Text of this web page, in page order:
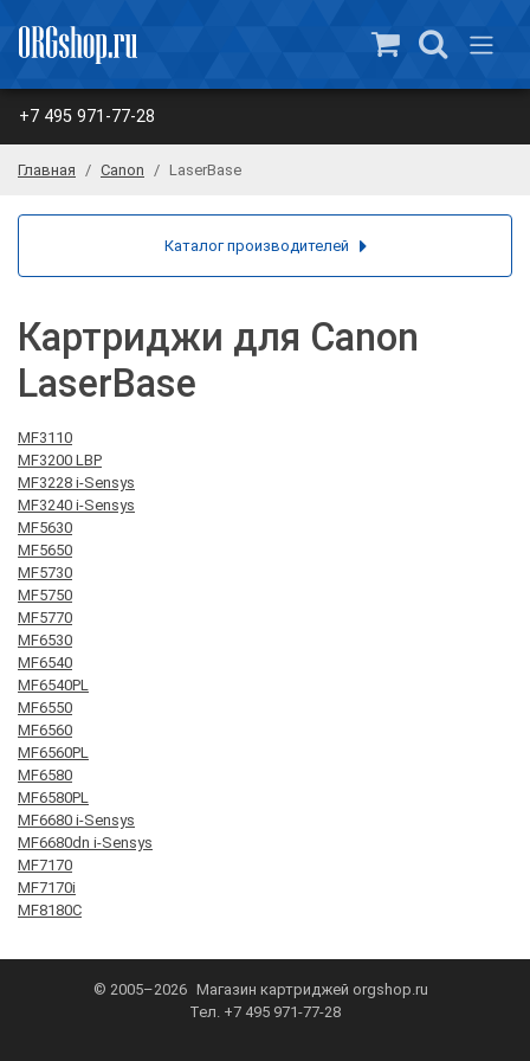
+7 495 971-77-28
Главная Canon LaserBase
Картриджи для Canon
LaserBase
MF3110
MF3200 LBP
MF3228 i-Sensys
MF3240 i-Sensys
MF5630
MF5650
MF5730
MF5750
MF5770
MF6530
MF6540
MF6540PL
MF6550
MF6560
MF6560PL
MF6580
MF6580PL
MF6680 i-Sensys
MF6680dn i-Sensys
MF7170
MF7170i
MF8180C
© 2005–2026 Магазин картриджей orgshop.ru
Тел. +7 495 971-77-28